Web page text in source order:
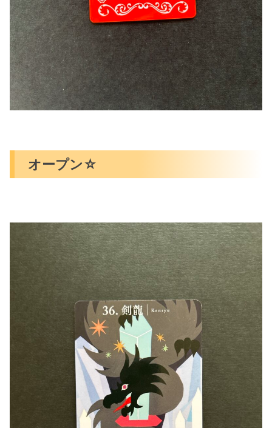
オープン☆